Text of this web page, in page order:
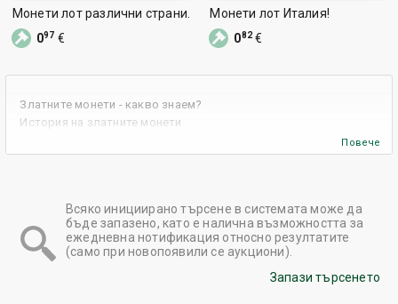
Монети лот различни страни.
097 €
Монети лот Италия!
082€
Златните монети - какво знаем?
История на златните монети
Какви са предимствата от използването на златните монети
като инвестиционен инструмент?
Повече
Всяко инициирано търсене в системата може да
бъде запазено, като е налична възможността за
ежедневна нотификация относно резултатите
(само при новопоявили се аукциони).
Запази търсенето